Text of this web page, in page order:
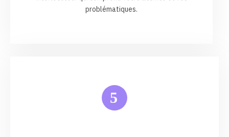
problématiques.
5